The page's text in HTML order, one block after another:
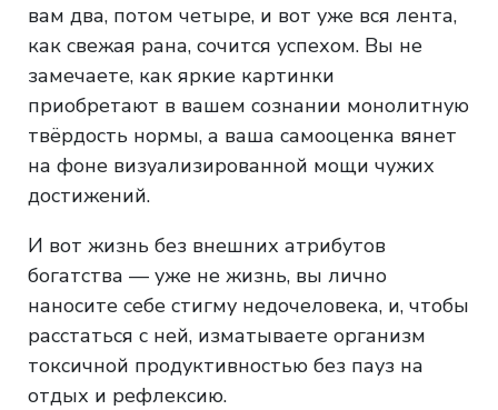
вам два, потом четыре, и вот уже вся лента,
как свежая рана, сочится успехом. Вы не
замечаете, как яркие картинки
приобретают в вашем сознании монолитную
твёрдость нормы, а ваша самооценка вянет
на фоне визуализированной мощи чужих
достижений.
И вот жизнь без внешних атрибутов
богатства — уже не жизнь, вы лично
наносите себе стигму недочеловека, и, чтобы
расстаться с ней, изматываете организм
токсичной продуктивностью без пауз на
отдых и рефлексию.